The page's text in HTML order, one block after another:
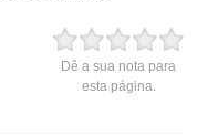
Dê a sua nota para
esta página.